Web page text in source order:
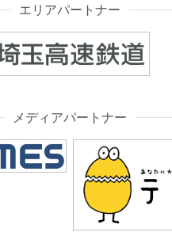
エリアパートナー
メディアパートナー